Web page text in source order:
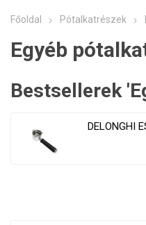
kávégépekhez
Bögrék és poharak
Fedő alkatrészek
Philips
Gastro
Professional
Főoldal Pótalkatrészek
Egyéb
Bestsellerek
DELONGHI